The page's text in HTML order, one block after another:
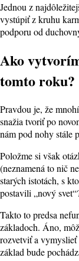
Jednou z
vystúpiť z kruhu
podporu od
Ako
tomto roku?
Pravdou je, že
snažia tvoriť po
nám pod nohy stále
Položme si však
(neznamená to nič
starých istotách, s
postavili „nový
Takto to predsa
základoch. Áno,
rozvetviť a vymyslieť
základ bude